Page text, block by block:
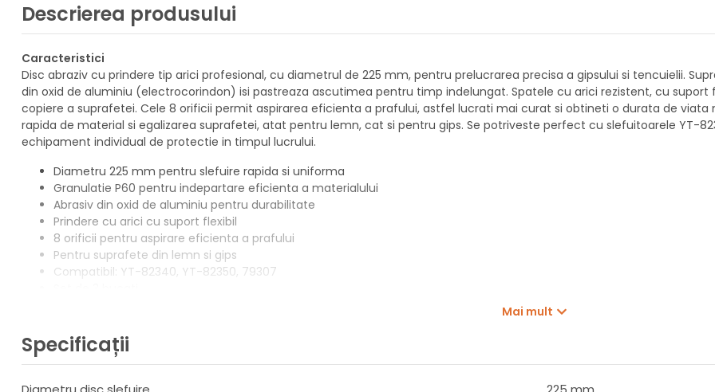
Descrierea produsului
Caracteristici
Disc abraziv cu prindere tip arici profesional, cu diametrul de 225 mm, pentru prelucrarea precisa a gipsului si tencuielii.
din oxid de aluminiu (electrocorindon) isi pastreaza ascutimea pentru timp indelungat. Spatele cu arici rezistent, cu
copiere a suprafetei. Cele 8 orificii permit aspirarea eficienta a prafului, astfel lucrati mai curat si obtineti o durata de
rapida de material si egalizarea suprafetei, atat pentru lemn, cat si pentru gips. Se potriveste perfect cu slefuitoarele YT-
echipament individual de protectie in timpul lucrului.
Diametru 225 mm pentru slefuire rapida si uniforma
Granulatie P60 pentru indepartare eficienta a materialului
Abrasiv din oxid de aluminiu pentru durabilitate
Prindere cu arici cu suport flexibil
8 orificii pentru aspirare eficienta a prafului
Pentru suprafete din lemn si gips
Compatibil: YT-82340, YT-82350, 79307
Marca: Yato
Aplicatie: lemn / gips
Diametru: 225 mm
Forma: disc
Mai mult
Specificații